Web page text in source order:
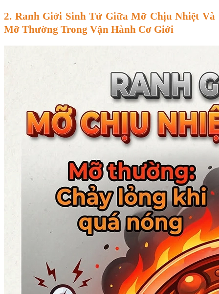
2. Ranh Giới Sinh Tử Giữa Mỡ Chịu Nhiệt Và
Mỡ Thường Trong Vận Hành Cơ Giới